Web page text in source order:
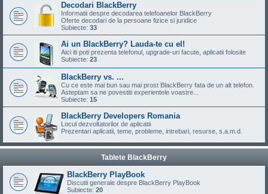
Decodari BlackBerry
Informatii despre decodarea telefoanelor BlackBerry
Oferte decodari de la persoane fizice si juridice
Subiecte: 33
Ai un BlackBerry? Lauda-te cu el!
Aici iti poti prezenta telefonul, upgrade-uri facute, aplicatii folosite
Subiecte: 23
BlackBerry vs. ...
Cu ce este mai bun sau mai prost BlackBerry fata de un alt telefon.
Asteptam sa ne povestiti experientele voastre...
Subiecte: 15
BlackBerry Developers Romania
Locul dezvoltatorilor de aplicatii
Prezentari aplicatii, teme, probleme, intrebari, resurse, s.a.m.d.
Tablete BlackBerry
BlackBerry PlayBook
Discutii generale despre BlackBerry PlayBook
Subiecte: 20